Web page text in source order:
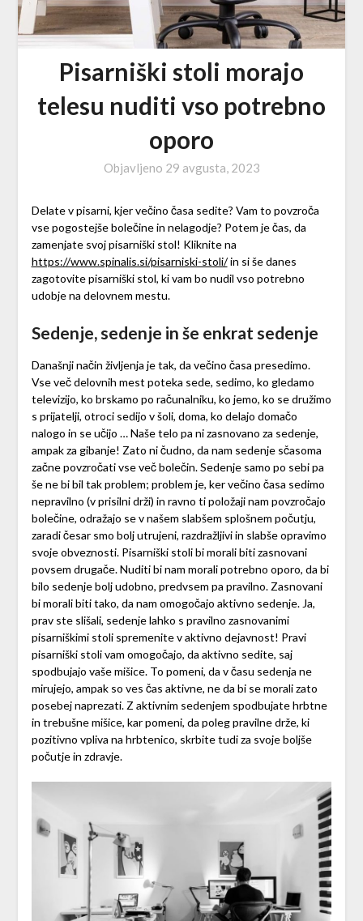
Pisarniški stoli morajo
telesu nuditi vso potrebno
oporo
Objavljeno 29 avgusta, 2023
Delate v pisarni, kjer večino časa sedite? Vam to povzroča
vse pogostejše bolečine in nelagodje? Potem je čas, da
zamenjate svoj pisarniški stol! Kliknite na
https://www.spinalis.si/pisarniski-stoli/in si še danes
zagotovite pisarniški stol, ki vam bo nudil vso potrebno
udobje na delovnem mestu.
Sedenje, sedenje in še enkrat sedenje
Današnji način življenja je tak, da večino časa presedimo.
Vse več delovnih mest poteka sede, sedimo, ko gledamo
televizijo, ko brskamo po računalniku, ko jemo, ko se družimo
s prijatelji, otroci sedijo v šoli, doma, ko delajo domačo
nalogo in se učijo … Naše telo pa ni zasnovano za sedenje,
ampak za gibanje! Zato ni čudno, da nam sedenje sčasoma
začne povzročati vse več bolečin. Sedenje samo po sebi pa
še ne bi bil tak problem; problem je, ker večino časa sedimo
nepravilno (v prisilni drži) in ravno ti položaji nam povzročajo
bolečine, odražajo se v našem slabšem splošnem počutju,
zaradi česar smo bolj utrujeni, razdražljivi in slabše opravimo
svoje obveznosti. Pisarniški stoli bi morali biti zasnovani
povsem drugače. Nuditi bi nam morali potrebno oporo, da bi
bilo sedenje bolj udobno, predvsem pa pravilno. Zasnovani
bi morali biti tako, da nam omogočajo aktivno sedenje. Ja,
prav ste slišali, sedenje lahko s pravilno zasnovanimi
pisarniškimi stoli spremenite v aktivno dejavnost! Pravi
pisarniški stoli vam omogočajo, da aktivno sedite, saj
spodbujajo vaše mišice. To pomeni, da v času sedenja ne
mirujejo, ampak so ves čas aktivne, ne da bi se morali zato
posebej naprezati. Z aktivnim sedenjem spodbujate hrbtne
in trebušne mišice, kar pomeni, da poleg pravilne drže, ki
pozitivno vpliva na hrbtenico, skrbite tudi za svoje boljše
počutje in zdravje.